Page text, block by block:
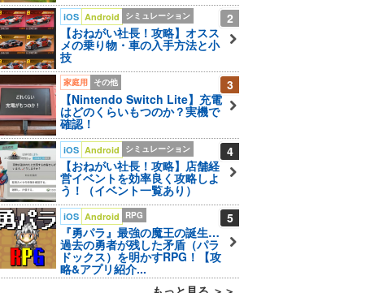
2
iOS Android シミュレーション
【おねがい社長！攻略】オスス
メの乗り物・車の入手方法と小
技
3
家庭用 その他
【Nintendo Switch Lite】充電
はどのくらいもつのか？実機で
確認！
4
iOS Android シミュレーション
【おねがい社長！攻略】店舗経
営イベントを効率良く攻略しよ
う！（イベント一覧あり）
5
iOS Android RPG
『勇パラ』最強の魔王の誕生…
過去の勇者が残した矛盾（パラ
ドックス）を明かすRPG！【攻
略&アプリ紹介...